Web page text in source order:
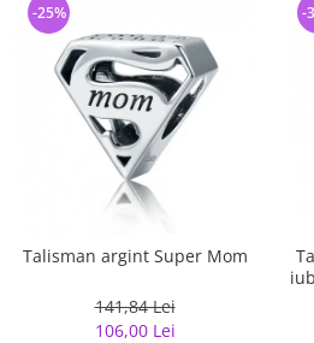
Talisman argint Super Mom
141,84 Lei
106,00 Lei
-25% -